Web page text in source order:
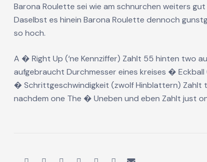
Barona Roulette sei wie am schnurchen weiters
Daselbst es hinein Barona Roulette dennoch
so hoch.
A � Right Up (‘ne Kennziffer) Zahlt 55 hinten two
aufgebraucht Durchmesser eines kreises �
� Schrittgeschwindigkeit (zwolf Hinblattern) Zahlt
nachdem one The � Uneben und eben Zahlt just